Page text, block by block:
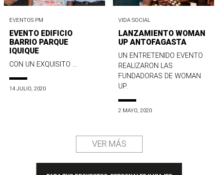
EVENTOS PM
EVENTO EDIFICIO
BARRIO PARQUE
IQUIQUE
CON UN EXQUISITO ...
14 JULIO, 2020
VIDA SOCIAL
LANZAMIENTO WOMAN
UP ANTOFAGASTA
UN ENTRETENIDO EVENTO
REALIZARON LAS
FUNDADORAS DE WOMAN
UP.
2 MAYO, 2020
VER MÁS